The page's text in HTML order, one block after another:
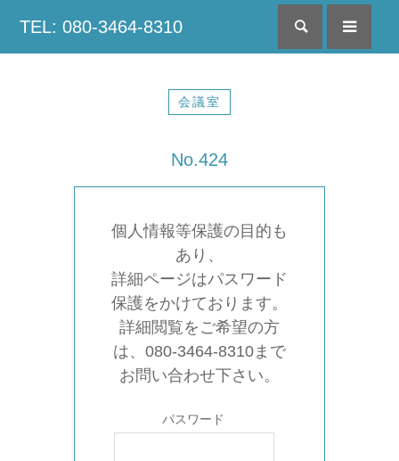
TEL: 080-3464-8310 検索
会議室
No.424
個人情報等保護の目的も
あり、
詳細ページはパスワード
保護をかけております。
詳細閲覧をご希望の方
は、080-3464-8310まで
お問い合わせ下さい。
パスワード